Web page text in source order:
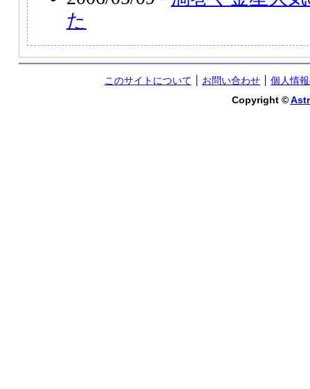
た
このサイトについて お問い合わせ
個人情
Copyright ©